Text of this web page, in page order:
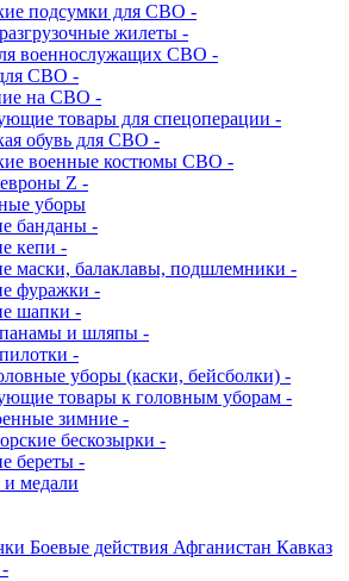
подсумки для СВО -
жилеты -
военнослужащих СВО -
СВО -
на СВО -
товары для спецоперации -
обувь для СВО -
военные костюмы СВО -
Z -
уборы
банданы -
кепи -
маски, балаклавы, подшлемники -
фуражки -
шапки -
и шляпы -
-
уборы (каски, бейсболки) -
товары к головным уборам -
зимние -
бескозырки -
береты -
и медали
Боевые действия Афганистан Кавказ